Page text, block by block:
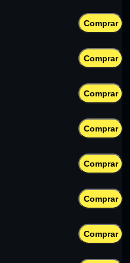
Comprar
Comprar
Comprar
Comprar
Comprar
Comprar
Comprar